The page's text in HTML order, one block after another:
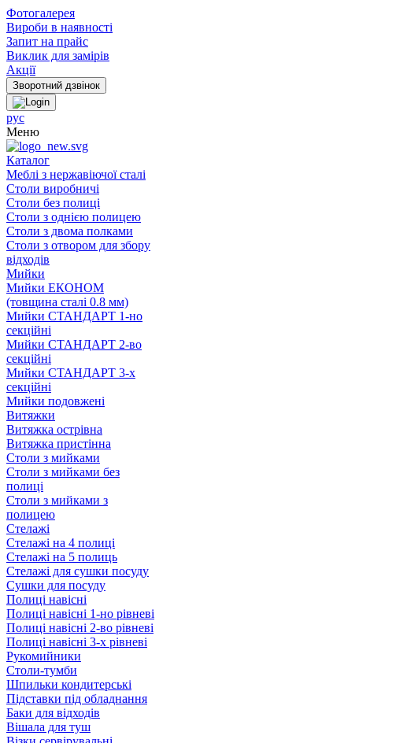
Фотогалерея
Вироби в наявності
Запит на прайс
Виклик для замірів
Акції
рус
Меню
Каталог
Меблі з нержавіючої сталі
Столи виробничі
Столи без полиці
Столи з однією полицею
Столи з двома полками
Столи з отвором для збору
відходів
Мийки
Мийки ЕКОНОМ
(товщина сталі 0.8 мм)
Мийки СТАНДАРТ 1-но
секційні
Мийки СТАНДАРТ 2-во
секційні
Мийки СТАНДАРТ 3-х
секційні
Мийки подовжені
Витяжки
Витяжка острівна
Витяжка пристінна
Столи з мийками
Столи з мийками без
полиці
Столи з мийками з
полицею
Стелажі
Стелажі на 4 полиці
Стелажі на 5 полиць
Стелажі для сушки посуду
Сушки для посуду
Полиці навісні
Полиці навісні 1-но рівневі
Полиці навісні 2-во рівневі
Полиці навісні 3-х рівневі
Рукомийники
Столи-тумби
Шпильки кондитерські
Підставки під обладнання
Баки для відходів
Вішала для туш